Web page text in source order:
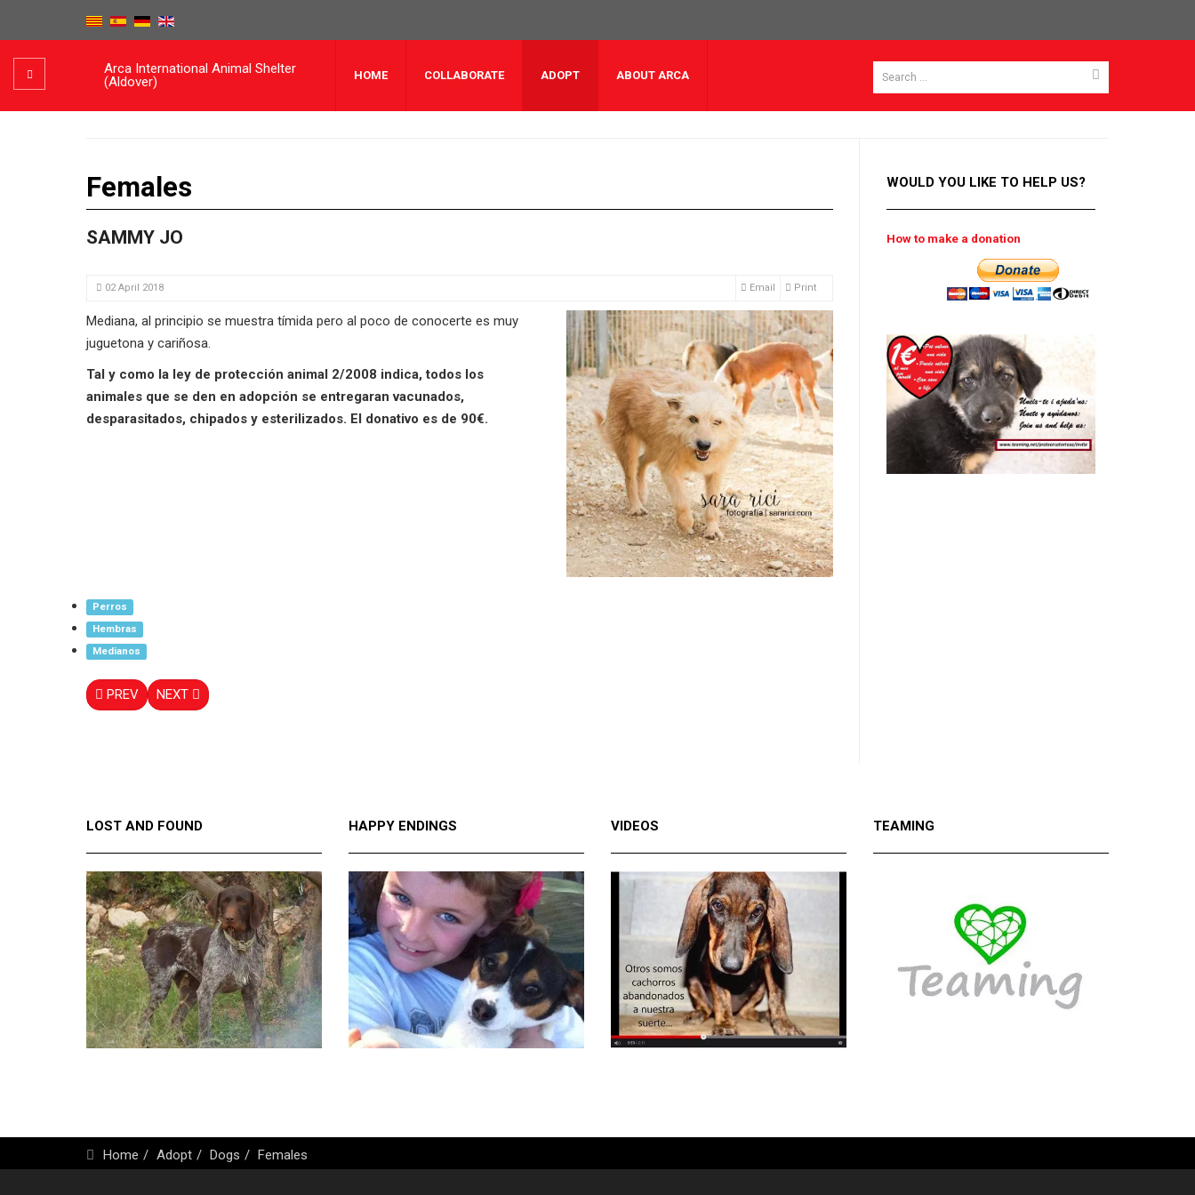
Arca International Animal Shelter
(Aldover)
HOME COLLABORATE ADOPT ABOUT ARCA
Females
SAMMY JO
02 April 2018 Print
Email
Mediana, al principio se muestra tímida pero al poco de conocerte es muy
juguetona y cariñosa.
Tal y como la ley de protección animal 2/2008 indica, todos los
animales que se den en adopción se entregaran vacunados,
desparasitados, chipados y esterilizados. El donativo es de 90€.
Perros
Hembras
Medianos
PREV NEXT
WOULD YOU LIKE TO HELP US?
How to make a donation
LOST AND FOUND HAPPY ENDINGS VIDEOS TEAMING
Home Adopt Dogs Females